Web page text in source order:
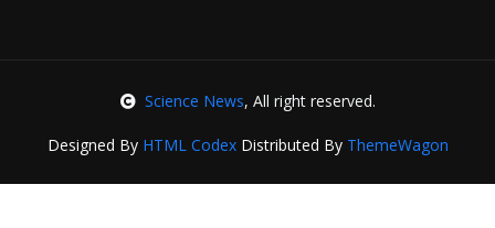
Science News, All right reserved.
Designed By HTML CodexDistributed By ThemeWagon